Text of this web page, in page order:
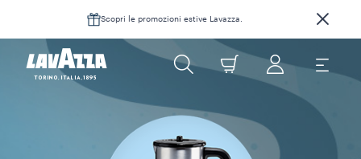
Scopri le promozioni estive Lavazza.